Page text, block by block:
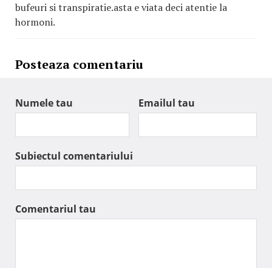
bufeuri si transpiratie.asta e viata deci atentie la
hormoni.
Posteaza comentariu
Numele tau Emailul tau
Subiectul comentariului
Comentariul tau